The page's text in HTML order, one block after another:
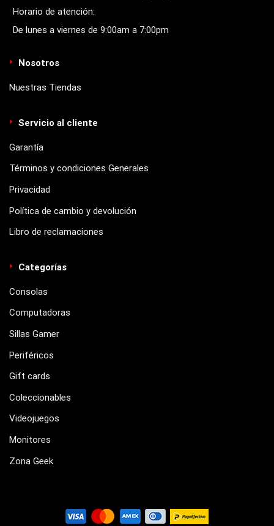
Horario de atención:
De lunes a viernes de 9:00am a 7:00pm
Nosotros
Nuestras Tiendas
Servicio al cliente
Garantía
Términos y condiciones Generales
Privacidad
Política de cambio y devolución
Libro de reclamaciones
Categorías
Consolas
Computadoras
Sillas Gamer
Periféricos
Gift cards
Coleccionables
Videojuegos
Monitores
Zona Geek